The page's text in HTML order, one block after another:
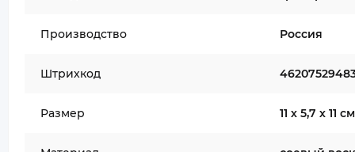
Производство Россия
Штрихкод
Размер 11 х 5,7 х 11 см